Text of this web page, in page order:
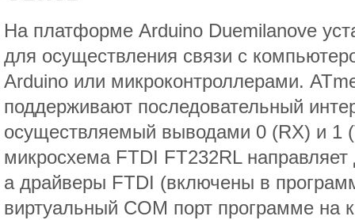
На платформе Arduino Duemilanove
для осуществления связи с
Arduino или микроконтроллерами.
поддерживают последовательный
осуществляемый выводами 0 (RX) и 1
микросхема FTDI FT232RL
а драйверы FTDI (включены в
виртуальный COM порт программе на